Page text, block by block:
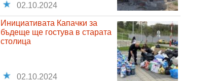
02.10.2024
Инициативата Капачки за
бъдеще ще гостува в старата
столица
02.10.2024